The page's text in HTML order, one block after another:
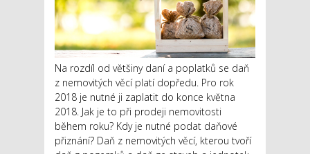
Na rozdíl od většiny daní a poplatků se daň
z nemovitých věcí platí dopředu. Pro rok
2018 je nutné ji zaplatit do konce května
2018. Jak je to při prodeji nemovitosti
během roku? Kdy je nutné podat daňové
přiznání? Daň z nemovitých věcí, kterou tvoří